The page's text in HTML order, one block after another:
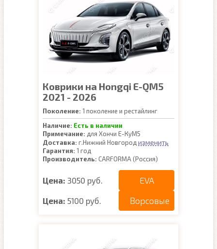
Коврики на Hongqi E-QM5
2021 - 2026
Поколение: 1 поколение и рестайлинг
Наличие: Есть в наличии
Примечание: для Хончи Е-КуМ5
Доставка: г.Нижний Новгород изменить
Гарантия: 1 год
Производитель: CARFORMA (Россия)
Цена: 3050 руб. EVA
Цена: 5100 руб. Ворсовые